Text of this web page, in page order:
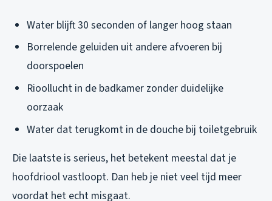
Water blijft 30 seconden of langer hoog staan
Borrelende geluiden uit andere afvoeren bij
doorspoelen
Rioollucht in de badkamer zonder duidelijke
oorzaak
Water dat terugkomt in de douche bij toiletgebruik
Die laatste is serieus, het betekent meestal dat je
hoofdriool vastloopt. Dan heb je niet veel tijd meer
voordat het echt misgaat.